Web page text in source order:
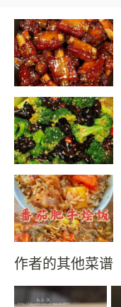
作者的其他菜谱